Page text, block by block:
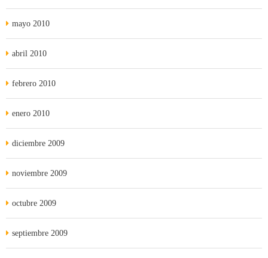
mayo 2010
abril 2010
febrero 2010
enero 2010
diciembre 2009
noviembre 2009
octubre 2009
septiembre 2009